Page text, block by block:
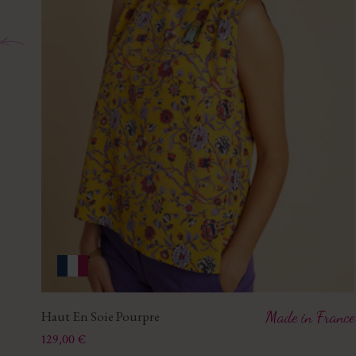
Haut En Soie Pourpre
Prix
129,00 €
Made in France